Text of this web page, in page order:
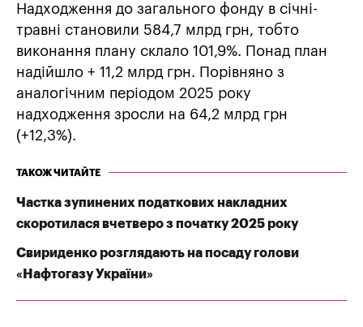
Надходження до загального фонду в січні-
травні становили 584,7 млрд грн, тобто
виконання плану склало 101,9%. Понад план
надійшло + 11,2 млрд грн. Порівняно з
аналогічним періодом 2025 року
надходження зросли на 64,2 млрд грн
(+12,3%).
ТАКОЖ ЧИТАЙТЕ
Частка зупинених податкових накладних
скоротилася вчетверо з початку 2025 року
Свириденко розглядають на посаду голови
«Нафтогазу України»